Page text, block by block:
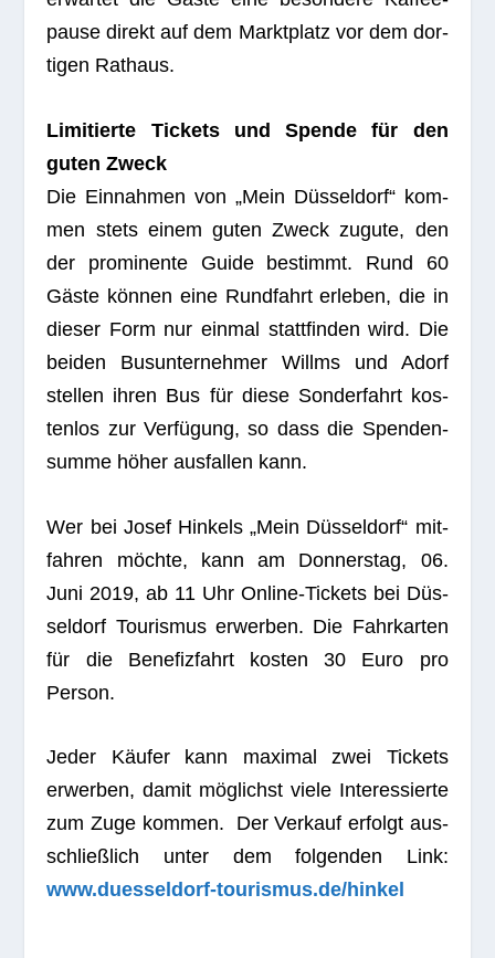
pause direkt auf dem Markt­platz vor dem dor­
ti­gen Rathaus.
Limi­tierte Tickets und Spende für den
guten Zweck
Die Ein­nah­men von „Mein Düs­sel­dorf“ kom­
men stets einem guten Zweck zugute, den
der pro­mi­nente Guide bestimmt. Rund 60
Gäste kön­nen eine Rund­fahrt erle­ben, die in
die­ser Form nur ein­mal statt­fin­den wird. Die
bei­den Bus­un­ter­neh­mer Willms und Adorf
stel­len ihren Bus für diese Son­der­fahrt kos­
ten­los zur Ver­fü­gung, so dass die Spen­den­
summe höher aus­fal­len kann.
Wer bei Josef Hin­kels „Mein Düs­sel­dorf“ mit­
fah­ren möchte, kann am Don­ners­tag, 06.
Juni 2019, ab 11 Uhr Online-Tickets bei Düs­
sel­dorf Tou­ris­mus erwer­ben. Die Fahr­kar­ten
für die Bene­fiz­fahrt kos­ten 30 Euro pro
Person.
Jeder Käu­fer kann maxi­mal zwei Tickets
erwer­ben, damit mög­lichst viele Inter­es­sierte
zum Zuge kom­men. Der Ver­kauf erfolgt aus­
schließ­lich unter dem fol­gen­den Link:
www.duesseldorf-tourismus.de/hinkel